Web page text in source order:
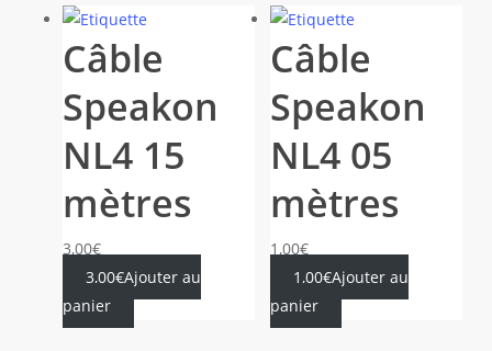
Câble
Speakon
NL4 15
mètres
3,00€
3,00€Ajouter au
panier
Câble
Speakon
NL4 05
mètres
1,00€
1,00€Ajouter au
panier